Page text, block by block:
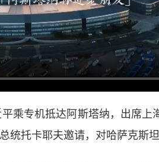
专机抵达阿斯塔纳，出席上
统托卡耶夫邀请，对哈萨克斯坦